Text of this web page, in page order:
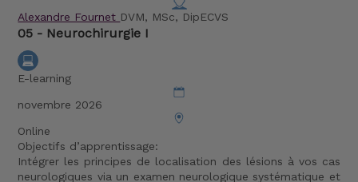
Alexandre Fournet DVM, MSc, DipECVS
05 - Neurochirurgie I
E-learning
novembre 2026
Online
Objectifs d’apprentissage:
Intégrer les principes de localisation des lésions à vos cas
neurologiques via un examen neurologique systématique et